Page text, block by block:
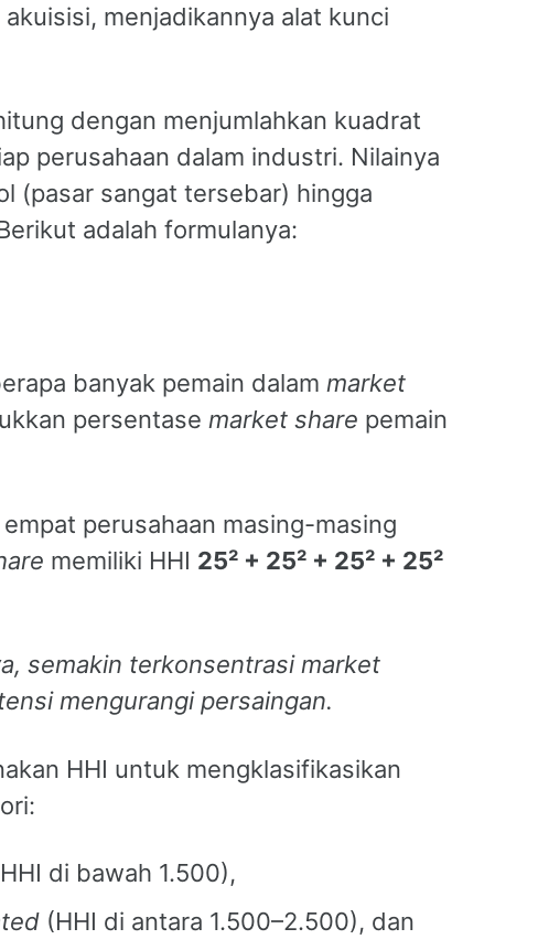
menjadikannya alat kunci
dengan menjumlahkan kuadrat
perusahaan dalam industri. Nilainya
(pasar sangat tersebar) hingga
adalah formulanya:
banyak pemain dalam market
persentase market share pemain
perusahaan masing-masing
memiliki HHI 25² + 25² + 25² + 25²
semakin terkonsentrasimarket
mengurangi persaingan.
HHI untuk mengklasifikasikan
di bawah 1.500),
(HHI di antara 1.500–2.500), dan